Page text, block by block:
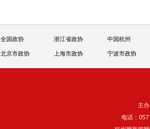
全国政协 浙江省政协 中国杭州
北京市政协 上海市政协 宁波市政协
主
电话：